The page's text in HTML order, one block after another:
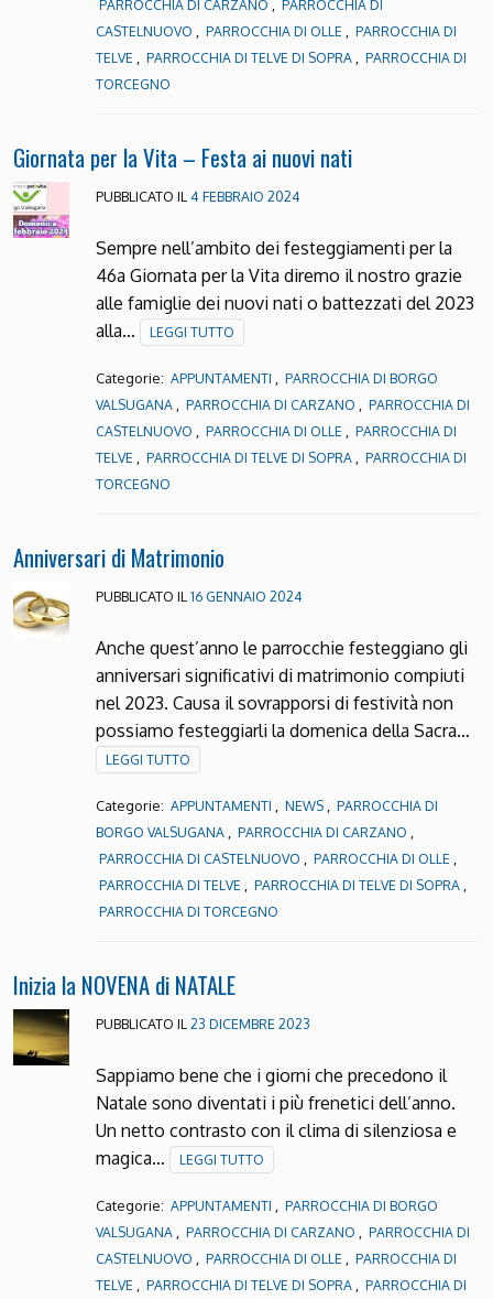
PARROCCHIA DI CARZANO
PARROCCHIA DI
CASTELNUOVO
PARROCCHIA DI OLLE
PARROCCHIA DI
TELVE
PARROCCHIA DI TELVE DI SOPRA
PARROCCHIA DI
TORCEGNO
Giornata per la Vita – Festa ai nuovi nati
PUBBLICATO IL 4 FEBBRAIO 2024
Sempre nell’ambito dei festeggiamenti per la
46a Giornata per la Vita diremo il nostro grazie
alle famiglie dei nuovi nati o battezzati del 2023
alla…
LEGGI TUTTO
Categorie: APPUNTAMENTI
PARROCCHIA DI BORGO
VALSUGANA
PARROCCHIA DI CARZANO
PARROCCHIA DI
CASTELNUOVO
PARROCCHIA DI OLLE
PARROCCHIA DI
TELVE
PARROCCHIA DI TELVE DI SOPRA
PARROCCHIA DI
TORCEGNO
Anniversari di Matrimonio
PUBBLICATO IL 16 GENNAIO 2024
Anche quest’anno le parrocchie festeggiano gli
anniversari significativi di matrimonio compiuti
nel 2023. Causa il sovrapporsi di festività non
possiamo festeggiarli la domenica della Sacra…
LEGGI TUTTO
Categorie: APPUNTAMENTI NEWS
PARROCCHIA DI
BORGO VALSUGANA
PARROCCHIA DI CARZANO
PARROCCHIA DI CASTELNUOVO PARROCCHIA DI OLLE
PARROCCHIA DI TELVE PARROCCHIA DI TELVE DI SOPRA
PARROCCHIA DI TORCEGNO
Inizia la NOVENA di NATALE
PUBBLICATO IL 23 DICEMBRE 2023
Sappiamo bene che i giorni che precedono il
Natale sono diventati i più frenetici dell’anno.
Un netto contrasto con il clima di silenziosa e
magica…
LEGGI TUTTO
Categorie: APPUNTAMENTI
PARROCCHIA DI BORGO
VALSUGANA
PARROCCHIA DI CARZANO
PARROCCHIA DI
CASTELNUOVO
PARROCCHIA DI OLLE
PARROCCHIA DI
TELVE
PARROCCHIA DI TELVE DI SOPRA
PARROCCHIA DI